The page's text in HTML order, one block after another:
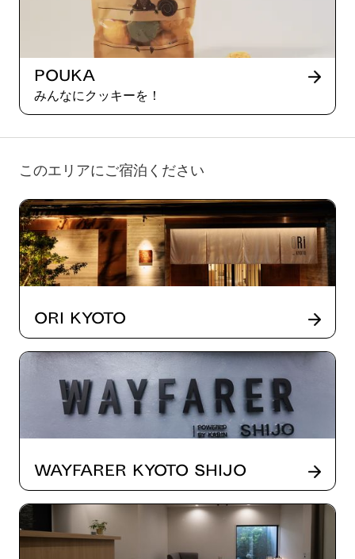
Pouka
みんなにクッキーを！
このエリアにご宿泊ください
ORI Kyoto
Wayfarer Kyoto Shijo